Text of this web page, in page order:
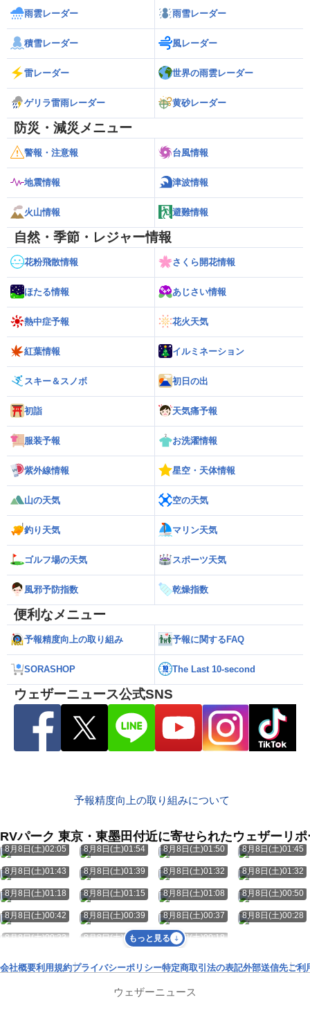
雨雲レーダー 雨雪レーダー
積雪レーダー 風レーダー
雷レーダー 世界の雨雲レーダー
ゲリラ雷雨レーダー 黄砂レーダー
防災・減災メニュー
警報・注意報 台風情報
地震情報 津波情報
火山情報 避難情報
自然・季節・レジャー情報
花粉飛散情報 さくら開花情報
ほたる情報 あじさい情報
熱中症予報 花火天気
紅葉情報 イルミネーション
スキー＆スノボ 初日の出
初詣 天気痛予報
服装予報 お洗濯情報
紫外線情報 星空・天体情報
山の天気 空の天気
釣り天気 マリン天気
ゴルフ場の天気 スポーツ天気
風邪予防指数 乾燥指数
便利なメニュー
予報精度向上の取り組み 予報に関するFAQ
SORASHOP The Last 10-second
ウェザーニュース公式SNS
予報精度向上の取り組みについて
RVパーク 東京・東墨田付近に寄せられたウェザーリポ
8月8日(土)02:05 8月8日(土)01:54 8月8日(土)01:50 8月8日(土)01:45
8月8日(土)01:43 8月8日(土)01:39 8月8日(土)01:32 8月8日(土)01:32
8月8日(土)01:18 8月8日(土)01:15 8月8日(土)01:08 8月8日(土)00:50
8月8日(土)00:42 8月8日(土)00:39 8月8日(土)00:37 8月8日(土)00:28
8月8日(土)00:23 8月8日(土)00:20 8月8日(土)00:18
もっと見る
会社概要利用規約プライバシーポリシー特定商取引法の表記外部送信先ご利
ウェザーニュース